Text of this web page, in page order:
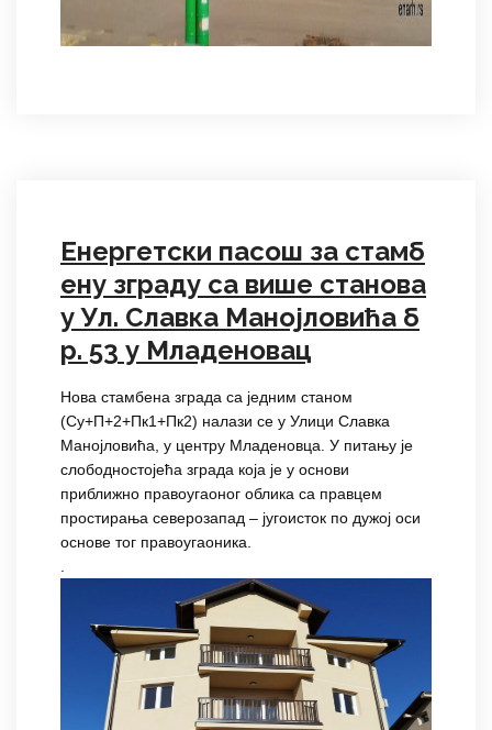
Енергетски пасош за стамб
ену зграду са више станова
у Ул. Славка Манојловића б
р. 53 у Младеновац
Нова стамбена зграда са једним станом
(Су+П+2+Пк1+Пк2) налази се у Улици Славка
Манојловића, у центру Младеновца. У питању је
слободностојећа зграда која је у основи
приближно правоугаоног облика са правцем
простирања северозапад – југоисток по дужој оси
основе тог правоугаоника.
.